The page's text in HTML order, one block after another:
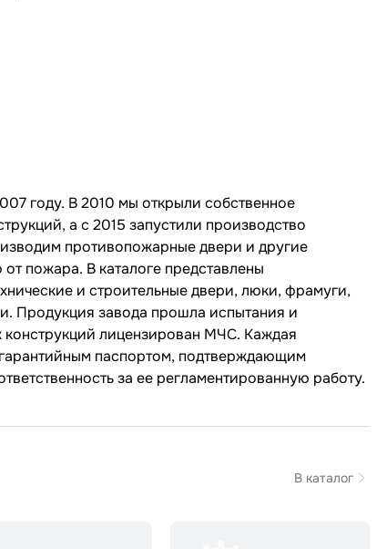
году. В 2010 мы открыли собственное
а с 2015 запустили производство
противопожарные двери и другие
пожара. В каталоге представлены
и строительные двери, люки, фрамуги,
Продукция завода прошла испытания и
лицензирован МЧС. Каждая
паспортом, подтверждающим
за ее регламентированную работу.
В каталог